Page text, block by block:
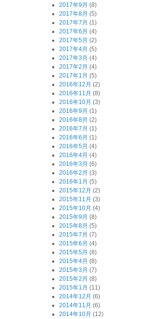
2017年9月 (8)
2017年8月 (5)
2017年7月 (1)
2017年6月 (4)
2017年5月 (2)
2017年4月 (5)
2017年3月 (4)
2017年2月 (4)
2017年1月 (5)
2016年12月 (2)
2016年11月 (8)
2016年10月 (3)
2016年9月 (1)
2016年8月 (2)
2016年7月 (1)
2016年6月 (1)
2016年5月 (4)
2016年4月 (4)
2016年3月 (6)
2016年2月 (3)
2016年1月 (5)
2015年12月 (2)
2015年11月 (3)
2015年10月 (4)
2015年9月 (8)
2015年8月 (5)
2015年7月 (7)
2015年6月 (4)
2015年5月 (8)
2015年4月 (8)
2015年3月 (7)
2015年2月 (8)
2015年1月 (11)
2014年12月 (6)
2014年11月 (6)
2014年10月 (12)